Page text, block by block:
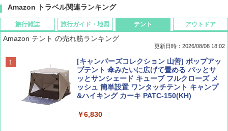
Amazon トラベル関連ランキング
旅行雑誌
BE-PAL(ビ-パル) 2026年 9 月号【特別付録:
SOTO ミニマル"旅"財布 ランダム2種】
￥1,500
旅行ガイド・地図
D40 地球の歩き方 チェンマイ タイ北部の魅
力的な町 2026～2027 地球の歩き方D アジア
￥2,079
テント
Amazon テント の売れ筋ランキング
更新日時：2026/08/08 18:02
[キャンパーズコレクション 山善] ポップアッ
プテント 傘みたいに広げて畳める パッとサ
ッとサンシェード キューブ フルクローズ メ
ッシュ 簡単設置 ワンタッチテント キャンプ
&ハイキング カーキ PATC-150(KH)
￥6,830
アウトドア